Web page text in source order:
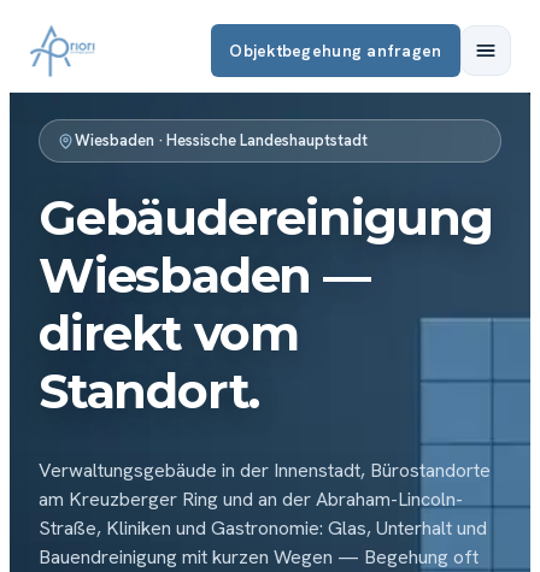
Objektbegehung anfragen
Wiesbaden · Hessische Landeshauptstadt
Gebäudereinigung
Wiesbaden —
direkt vom
Standort.
Verwaltungsgebäude in der Innenstadt, Bürostandorte
am Kreuzberger Ring und an der Abraham-Lincoln-
Straße, Kliniken und Gastronomie: Glas, Unterhalt und
Bauendreinigung mit kurzen Wegen — Begehung oft